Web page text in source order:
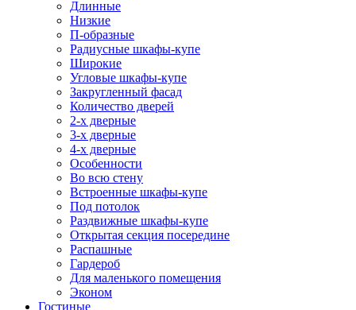
Длинные
Низкие
П-образные
Радиусные шкафы-купе
Широкие
Угловые шкафы-купе
Закругленный фасад
Количество дверей
2-х дверные
3-х дверные
4-х дверные
Особенности
Во всю стену
Встроенные шкафы-купе
Под потолок
Раздвижные шкафы-купе
Открытая секция посередине
Распашные
Гардероб
Для маленького помещения
Эконом
Гостиные